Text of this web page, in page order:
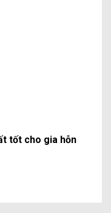
tốt cho gia hỗn